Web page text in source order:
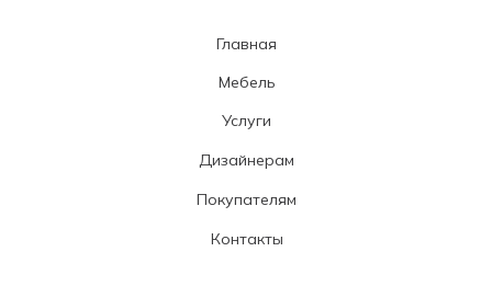
Контакты
Покупателям
Дизайнерам
Услуги
Мебель
Главная